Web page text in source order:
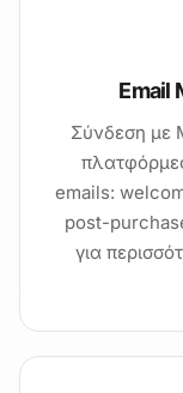
Email
Σύνδεση με
emails:
post-
για